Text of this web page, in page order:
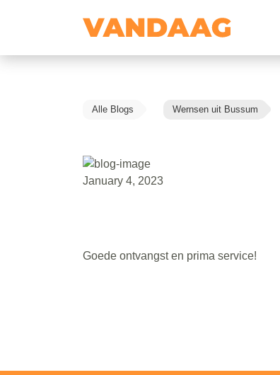
Alle Blogs Wernsen uit Bussum
January 4, 2023
Goede ontvangst en prima service!